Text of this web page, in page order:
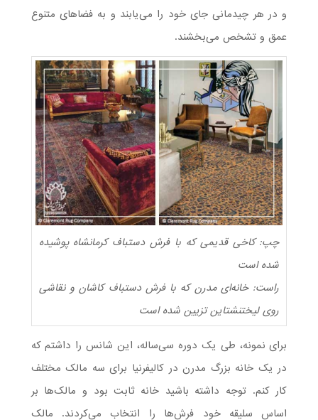
و در هر چیدمانی جای خود را می‌یابند و به فضاهای متنوع
عمق و تشخص می‌بخشند.
چپ: کاخی قدیمی که با فرش دستباف کرمانشاه پوشیده
شده است
راست: خانه‌ای مدرن که با فرش دستباف کاشان و نقاشی
روی لیختنشتاین تزیین شده است
برای نمونه، طی یک دوره سی‌ساله، این شانس را داشتم که
در یک خانه بزرگ مدرن در کالیفرنیا برای سه مالک مختلف
کار کنم. توجه داشته باشید خانه ثابت بود و مالک‌ها بر
اساس سلیقه خود فرش‌ها را انتخاب می‌کردند. مالک